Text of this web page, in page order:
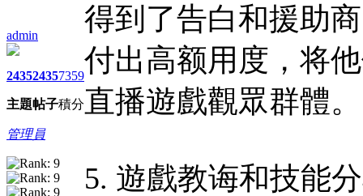
admin
2435
主題
2435
帖子
7359
積分
管理員
得到了告白和援助
付出高额用度，将
直播遊戲觀眾群體。
5. 遊戲教诲和技能